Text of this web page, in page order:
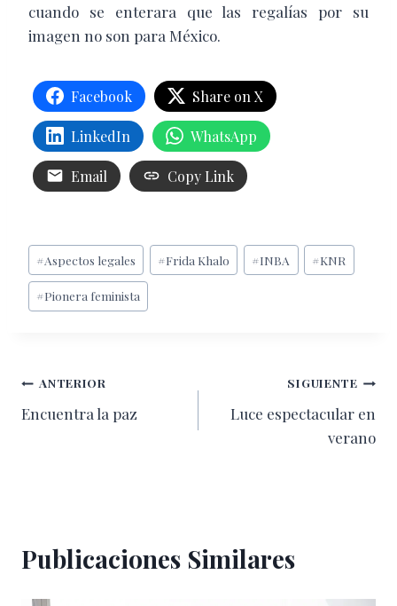
cuando se enterara que las regalías por su
imagen no son para México.
Facebook Share on X
LinkedIn WhatsApp
Email Copy Link
Etiquetas
de
la
#Aspectos legales #Frida Khalo #INBA #KNR
#Pionera feminista
Navegación
de
ANTERIOR
Encuentra la paz
SIGUIENTE
Luce espectacular en
verano
Publicaciones Similares